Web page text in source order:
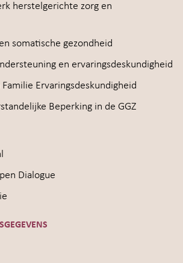
herstelgerichte zorg en
somatische gezondheid
en ervaringsdeskundigheid
Ervaringsdeskundigheid
Beperking in de GGZ
Dialogue